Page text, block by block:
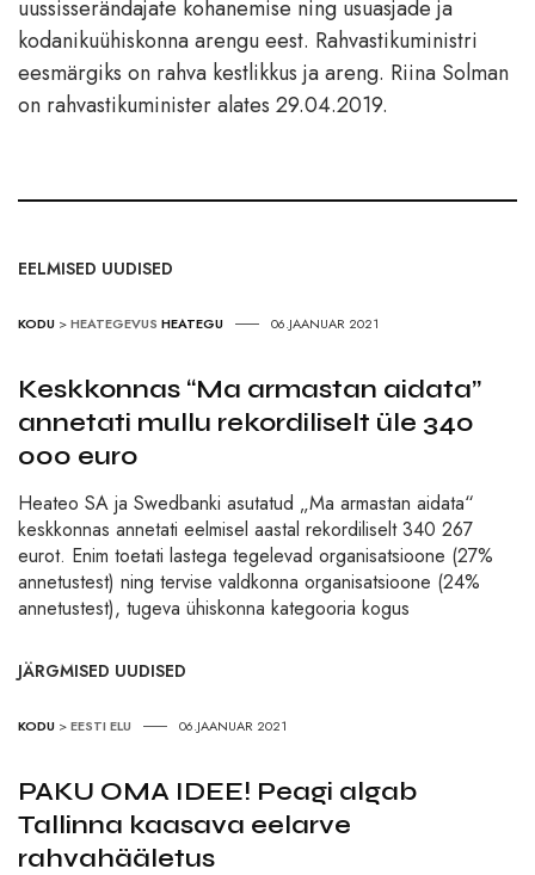
uussisserändajate kohanemise ning usuasjade ja
kodanikuühiskonna arengu eest. Rahvastikuministri
eesmärgiks on rahva kestlikkus ja areng. Riina Solman
on rahvastikuminister alates 29.04.2019.
EELMISED UUDISED
KODU >HEATEGEVUS HEATEGU 06.JAANUAR 2021
Keskkonnas “Ma armastan aidata”
annetati mullu rekordiliselt üle 340
000 euro
Heateo SA ja Swedbanki asutatud „Ma armastan aidata“
keskkonnas annetati eelmisel aastal rekordiliselt 340 267
eurot. Enim toetati lastega tegelevad organisatsioone (27%
annetustest) ning tervise valdkonna organisatsioone (24%
annetustest), tugeva ühiskonna kategooria kogus
JÄRGMISED UUDISED
KODU >EESTI ELU 06.JAANUAR 2021
PAKU OMA IDEE! Peagi algab
Tallinna kaasava eelarve
rahvahääletus